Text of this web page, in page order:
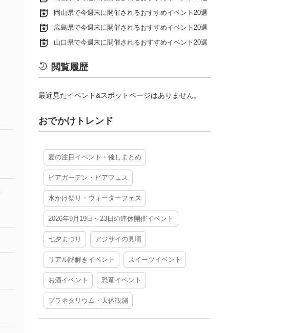
岡山県で今週末に開催されるおすすめイベント20選
広島県で今週末に開催されるおすすめイベント20選
山口県で今週末に開催されるおすすめイベント20選
閲覧履歴
最近見たイベント&スポットページはありません。
おでかけトレンド
夏の注目イベント・催しまとめ
ビアガーデン・ビアフェス
水かけ祭り・ウォーターフェス
2026年9月19日～23日の連休開催イベント
七夕まつり アジサイの見頃
リアル謎解きイベント スイーツイベント
お酒イベント 恐竜イベント
プラネタリウム・天体観測